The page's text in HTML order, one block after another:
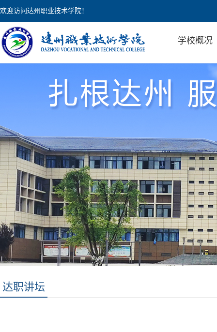
欢迎访问达州职业技术学院！
学校概况
达职讲坛